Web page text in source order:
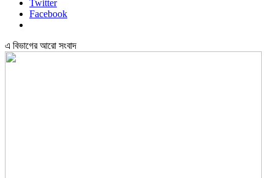
Twitter
Facebook
এ বিভাগের আরো সংবাদ